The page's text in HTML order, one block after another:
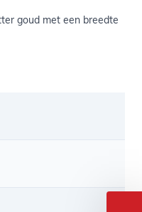
goud met een breedte